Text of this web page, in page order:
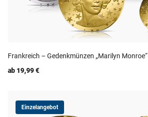
Frankreich – Gedenkmünzen „Marilyn Monroe“
ab 19,99 €
Einzelangebot